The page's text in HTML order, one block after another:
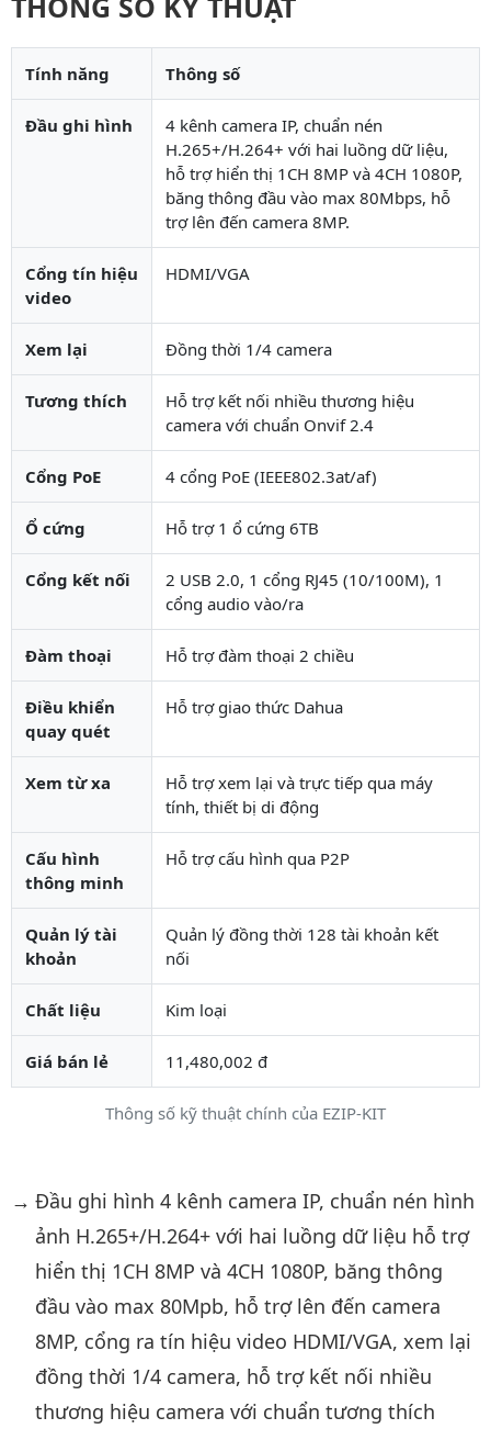
Thông số kỹ thuật chính của EZIP-KIT
Tính năng Thông số
Đầu ghi hình
4 kênh camera IP, chuẩn nén
H.265+/H.264+ với hai luồng dữ liệu,
hỗ trợ hiển thị 1CH 8MP và 4CH 1080P,
băng thông đầu vào max 80Mbps, hỗ
trợ lên đến camera 8MP.
Cổng tín hiệu
video
HDMI/VGA
Xem lại Đồng thời 1/4 camera
Tương thích
Hỗ trợ kết nối nhiều thương hiệu
camera với chuẩn Onvif 2.4
Cổng PoE 4 cổng PoE (IEEE802.3at/af)
Ổ cứng Hỗ trợ 1 ổ cứng 6TB
Cổng kết nối
2 USB 2.0, 1 cổng RJ45 (10/100M), 1
cổng audio vào/ra
Đàm thoại Hỗ trợ đàm thoại 2 chiều
Điều khiển
quay quét
Hỗ trợ giao thức Dahua
Xem từ xa
Hỗ trợ xem lại và trực tiếp qua máy
tính, thiết bị di động
Cấu hình
thông minh
Hỗ trợ cấu hình qua P2P
Quản lý tài
khoản
Quản lý đồng thời 128 tài khoản kết
nối
Chất liệu Kim loại
Giá bán lẻ 11,480,002 đ
Mô tả chi tiết sản phẩm
Đầu ghi hình 4 kênh camera IP, chuẩn nén hình
ảnh H.265+/H.264+ với hai luồng dữ liệu hỗ trợ
hiển thị 1CH 8MP và 4CH 1080P, băng thông
đầu vào max 80Mpb, hỗ trợ lên đến camera
8MP, cổng ra tín hiệu video HDMI/VGA, xem lại
đồng thời 1/4 camera, hỗ trợ kết nối nhiều
thương hiệu camera với chuẩn tương thích